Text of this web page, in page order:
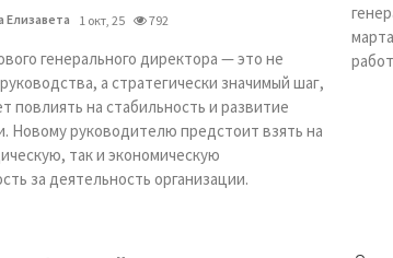
Елизавета 1 окт, 25 792
генерального директора — это не
а стратегически значимый шаг,
повлиять на стабильность и развитие
Новому руководителю предстоит взять на
так и экономическую
за деятельность организации.